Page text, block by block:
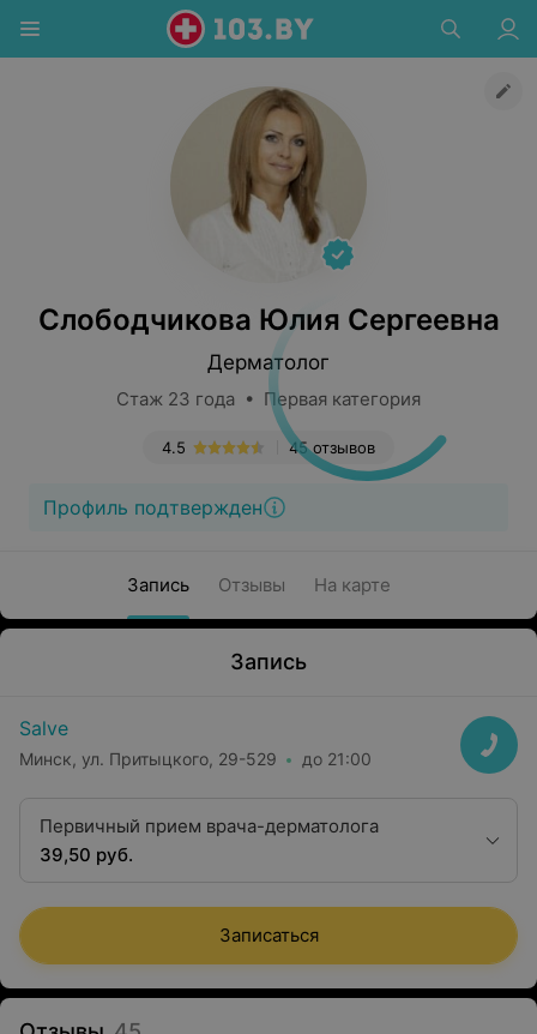
Слободчикова Юлия Сергеевна
Дерматолог
Стаж 23 года • Первая категория
45 отзывов
4.5
Профиль подтвержден
Запись Отзывы На карте
Запись
Salve
Минск, ул. Притыцкого, 29-529 до 21:00
Первичный прием врача-дерматолога
39,50 руб.
Записаться